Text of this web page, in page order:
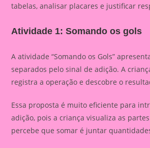
tabelas, analisar placares e justificar
Atividade 1: Somando os gols
A atividade “Somando os Gols”
separados pelo sinal de adição. A
registra a operação e descobre o
Essa proposta é muito eficiente para
adição, pois a criança visualiza as
percebe que somar é juntar